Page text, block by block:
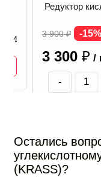
Редуктор
3 900₽ -15%
3 300 ₽ /
-
Остались
(KRASS)?